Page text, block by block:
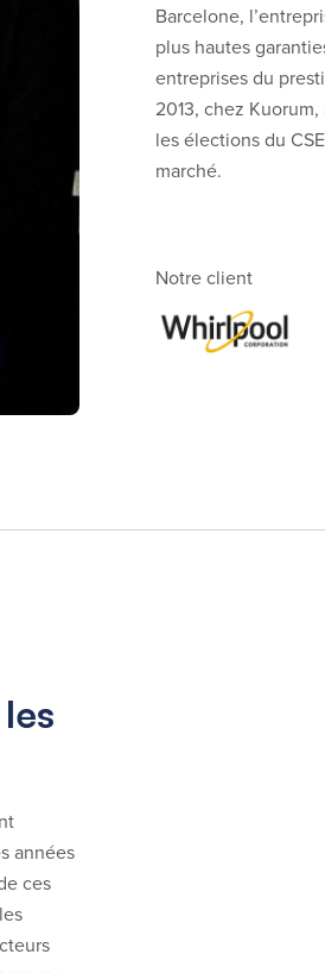
Barcelone,
plus hautes
entreprises du
2013, chez
les élections du
marché.
Notre client
années
ces